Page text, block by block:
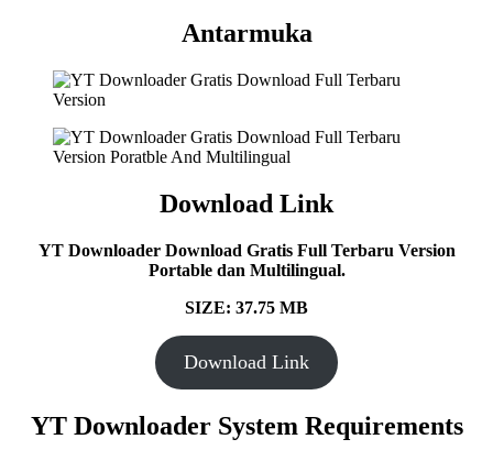
Antarmuka
Download Link
YT Downloader Download Gratis Full Terbaru Version
Portable dan Multilingual.
SIZE: 37.75 MB
Download Link
YT Downloader System Requirements